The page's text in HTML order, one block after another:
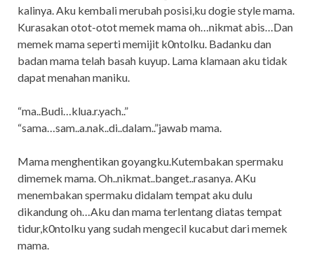
kalinya. Aku kembali merubah posisi,ku dogie style mama.
Kurasakan otot-otot memek mama oh…nikmat abis…Dan
memek mama seperti memijit k0ntolku. Badanku dan
badan mama telah basah kuyup. Lama klamaan aku tidak
dapat menahan maniku.
“ma..Budi…klua.r.yach..”
“sama…sam..a.nak..di..dalam..”jawab mama.
Mama menghentikan goyangku.Kutembakan spermaku
dimemek mama. Oh..nikmat..banget..rasanya. AKu
menembakan spermaku didalam tempat aku dulu
dikandung oh…Aku dan mama terlentang diatas tempat
tidur,k0ntolku yang sudah mengecil kucabut dari memek
mama.